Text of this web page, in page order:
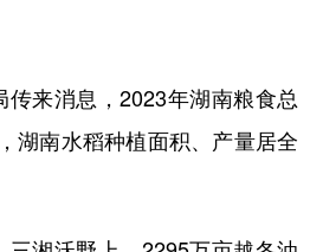
能源 会展
来消息，2023年湖南粮食总
湖南水稻种植面积、产量居全